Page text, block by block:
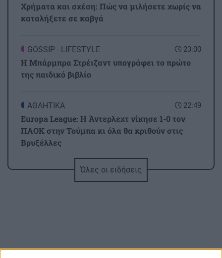
Χρήματα και σχέση: Πώς να μιλήσετε χωρίς να
καταλήξετε σε καβγά
23:00
GOSSIP - LIFESTYLE
Η Μπάρμπρα Στρέιζαντ υπογράφει το πρώτο
της παιδικό βιβλίο
22:49
ΑΘΛΗΤΙΚΑ
Europa League: Η Άντερλεχτ νίκησε 1-0 τον
ΠΑΟΚ στην Τούμπα κι όλα θα κριθούν στις
Βρυξέλλες
Όλες οι ειδήσεις